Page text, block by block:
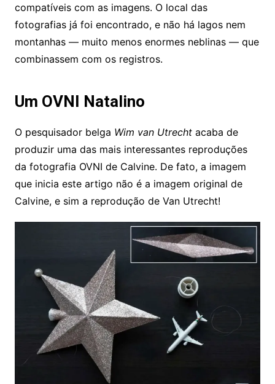
compatíveis com as imagens. O local das
fotografias já foi encontrado, e não há lagos nem
montanhas — muito menos enormes neblinas — que
combinassem com os registros.
Um OVNI Natalino
O pesquisador belga Wim van Utrechtacaba de
produzir uma das mais interessantes reproduções
da fotografia OVNI de Calvine. De fato, a imagem
que inicia este artigo não é a imagem original de
Calvine, e sim a reprodução de Van Utrecht!